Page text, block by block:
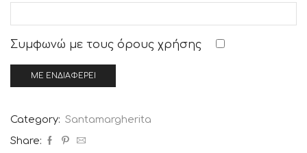
Συμφωνώ με τους όρους χρήσης
Category: Santamargherita
Share: